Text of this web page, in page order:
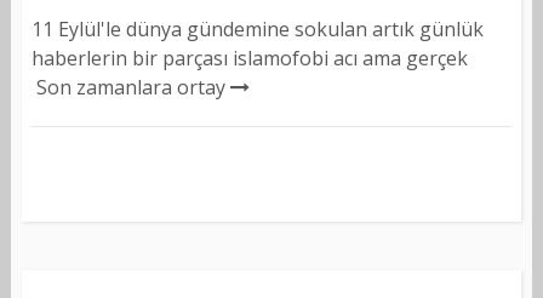
11 Eylül'le dünya gündemine sokulan artık günlük
haberlerin bir parçası islamofobi acı ama gerçek
Son zamanlara ortay